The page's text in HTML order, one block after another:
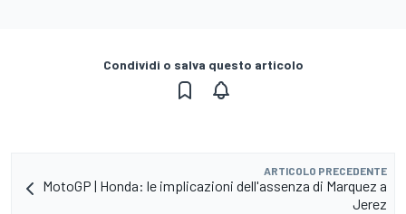
Condividi o salva questo articolo
ARTICOLO PRECEDENTE
MotoGP | Honda: le implicazioni dell'assenza di Marquez a
Jerez